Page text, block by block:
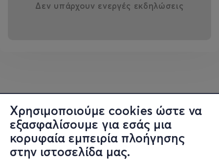
Χρησιμοποιούμε cookies ώστε να
εξασφαλίσουμε για εσάς μια
κορυφαία εμπειρία πλοήγησης
στην ιστοσελίδα μας.
Με την συνδιοργάνωση της Περιφέρειας Κρήτης.
Στην έκθεση θα λειτουργεί και οργανωμένο πωλητήριο
Κρητικού κρασιού όπου οι φιάλες θα πωλούνται σε
Δεν υπάρχουν ενεργές εκδηλώσεις